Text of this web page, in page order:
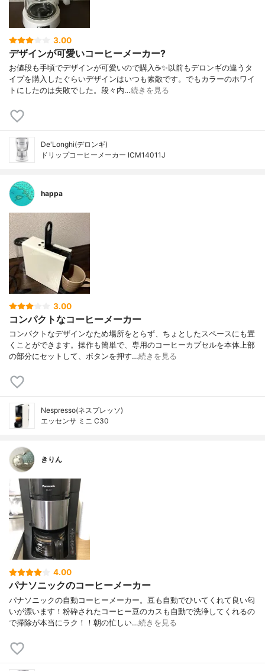
3.00
デザインが可愛いコーヒーメーカー?
お値段も手頃でデザインが可愛いので購入☕️✨以前もデロンギの違うタ
イプを購入したぐらいデザインはいつも素敵です。でもカラーのホワイ
トにしたのは失敗でした。段々内…続きを見る
De'Longhi(デロンギ)
ドリップコーヒーメーカー ICM14011J
happa
3.00
コンパクトなコーヒーメーカー
コンパクトなデザインなため場所をとらず、ちょとしたスペースにも置
くことができます。操作も簡単で、専用のコーヒーカプセルを本体上部
の部分にセットして、ボタンを押す…続きを見る
Nespresso(ネスプレッソ)
エッセンサ ミニ C30
きりん
4.00
パナソニックのコーヒーメーカー
パナソニックの自動コーヒーメーカー。豆も自動でひいてくれて良い匂
いが漂います！粉砕されたコーヒー豆のカスも自動で洗浄してくれるの
で掃除が本当にラク！！朝の忙しい…続きを見る